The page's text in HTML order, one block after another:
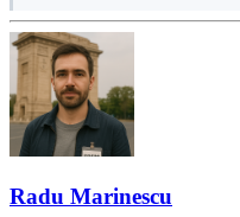
Radu Marinescu